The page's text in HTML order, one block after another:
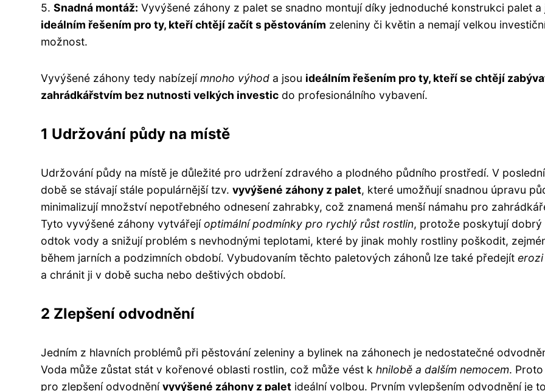
5. Snadná montáž: Vyvýšené záhony z palet se snadno montují díky jednoduché konstrukci palet a
ideálním řešením pro ty, kteří chtějí začít s pěstováním zeleniny či květin a nemají velkou
možnost.
Vyvýšené záhony tedy nabízejímnoho výhod a jsou ideálním řešením pro ty, kteří se chtějí
zahrádkářstvím bez nutnosti velkých investic do profesionálního vybavení.
1 Udržování půdy na místě
Udržování půdy na místě je důležité pro udržení zdravého a plodného půdního prostředí. V poslední
době se stávají stále populárnější tzv. vyvýšené záhony z palet, které umožňují snadnou úpravu
minimalizují množství nepotřebného odnesení zahrabky, což znamená menší námahu pro
Tyto vyvýšené záhony vytvářejíoptimální podmínky pro rychlý růst rostlin, protože poskytují dobrý
odtok vody a snižují problém s nevhodnými teplotami, které by jinak mohly rostliny poškodit,
během jarních a podzimních období. Vybudovaním těchto paletových záhonů lze také předejít
a chránit ji v době sucha nebo deštivých období.
2 Zlepšení odvodnění
Jedním z hlavních problémů při pěstování zeleniny a bylinek na záhonech je nedostatečné
Voda může zůstat stát v kořenové oblasti rostlin, což může vést k hnilobě a dalším nemocem.
pro zlepšení odvodněnívyvýšené záhony z palet ideální volbou. Prvním vylepšením odvodnění je